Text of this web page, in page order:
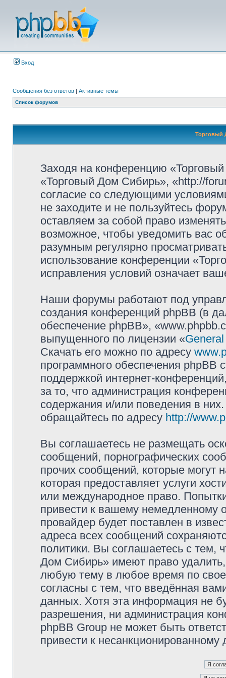
Вход
Сообщения без ответов | Активные темы
Список форумов
Торговый
Заходя на конференцию
«Торговый Дом Сибирь», «http://
согласие со следующими
не заходите и не пользуйтесь
оставляем за собой право
возможное, чтобы уведомить вас
разумным регулярно
использование конференции
исправления условий означает
Наши форумы работают под
создания конференций phpBB (в
обеспечение phpBB»,
выпущенного по лицензии «
Скачать его можно по адресу
программного обеспечения phpBB
поддержкой интернет-
за то, что администрация
содержания и/или поведения в
обращайтесь по адресу http://
Вы соглашаетесь не размещать
сообщений, порнографических
прочих сообщений, которые могут
которая предоставляет услуги
или международное право.
привести к вашему немедленному
провайдер будет поставлен в
адреса всех сообщений
политики. Вы соглашаетесь с тем,
Дом Сибирь» имеют право удалить,
любую тему в любое время по
согласны с тем, что введённая
данных. Хотя эта информация не
разрешения, ни администрация
phpBB Group не может быть
привести к несанкционированному